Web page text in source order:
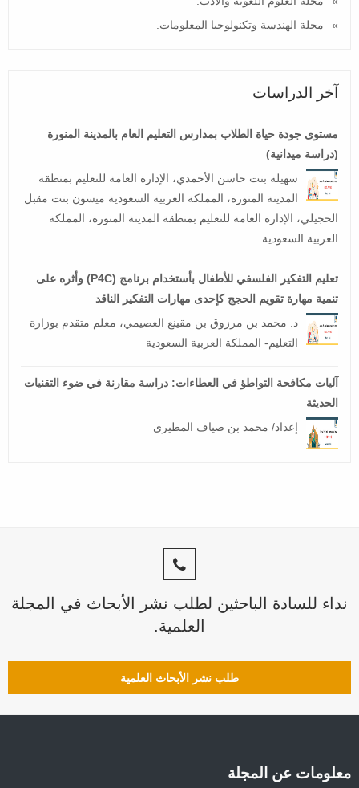
مجلة الهندسة وتكنولوجيا المعلومات.
آخر الدراسات
مستوى جودة حياة الطلاب بمدارس التعليم العام بالمدينة المنورة
(دراسة ميدانية)
سهيلة بنت حاسن الأحمدي، الإدارة العامة للتعليم بمنطقة
المدينة المنورة، المملكة العربية السعودية ميسون بنت مقبل
الحجيلي، الإدارة العامة للتعليم بمنطقة المدينة المنورة، المملكة
العربية السعودية
تعليم التفكير الفلسفي للأطفال بأستخدام برنامج (P4C) وأثره على
تنمية مهارة تقويم الحجج كإحدى مهارات التفكير الناقد
د. محمد بن مرزوق بن مقينع العصيمي، معلم متقدم بوزارة
التعليم- المملكة العربية السعودية
آليات مكافحة التواطؤ في العطاءات: دراسة مقارنة في ضوء التقنيات
الحديثة
إعداد/ محمد بن صياف المطيري
نداء للسادة الباحثين لطلب نشر الأبحاث في المجلة
العلمية.
طلب نشر الأبحاث العلمية
معلومات عن المجلة